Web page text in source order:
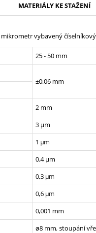
MATERIÁLY KE STAŽENÍ
vybavený
25 - 50 mm
±0,06 mm
2 mm
3 µm
1 μm
0.4 µm
0,3 μm
0,6 μm
0,001 mm
ø8 mm, stoupání